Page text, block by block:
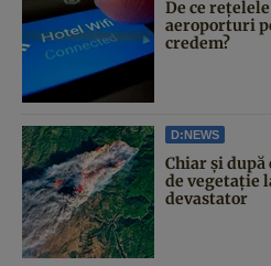
De ce
aeroporturi
credem?
D:NEWS
Chiar și
de vegetație
devastator